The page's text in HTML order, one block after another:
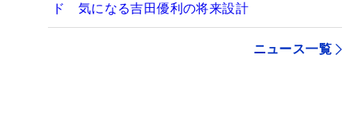
ド 気になる吉田優利の将来設計
ニュース一覧